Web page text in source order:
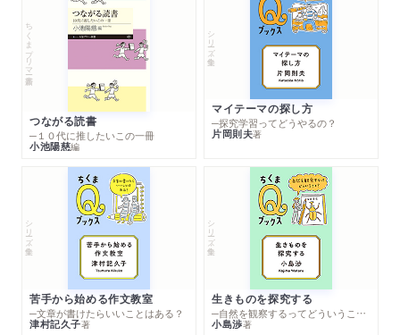
ちくまプリマー新書
つながる読書
─１０代に推したいこの一冊
小池陽慈編
シリーズ・全集
マイテーマの探し方
─探究学習ってどうやるの？
片岡則夫著
シリーズ・全集
苦手から始める作文教室
─文章が書けたらいいことはある？
津村記久子著
シリーズ・全集
生きものを探究する
─自然を観察するってどういうこと？
小島渉著